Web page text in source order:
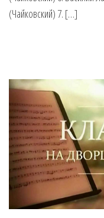
(Чайковский) 7. […]